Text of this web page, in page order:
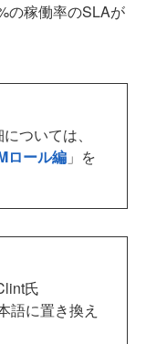
の稼働率のSLAが
ついては、
ロール編 」を
氏
語に置き換え